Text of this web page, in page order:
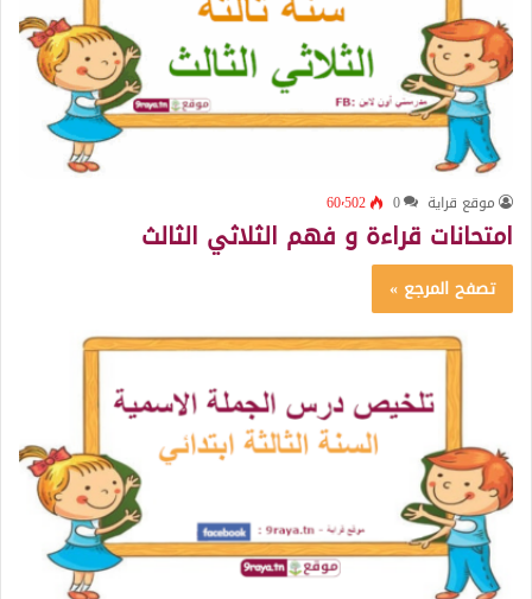
موقع قراية 0 60٬502
امتحانات قراءة و فهم الثلاثي الثالث
تصفح المرجع »